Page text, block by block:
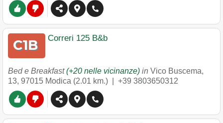
Correri 125 B&b
Bed e Breakfast(+20 nelle vicinanze) in Vico Buscema,
13, 97015 Modica (2.01 km.) | +39 3803650312